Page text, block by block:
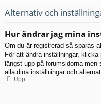
Alternativ och
Hur ändrar jag mina
Om du är registrerad så sparas
För att ändra inställningar,
längst upp på forumsidorna
alla dina inställningar och
Upp